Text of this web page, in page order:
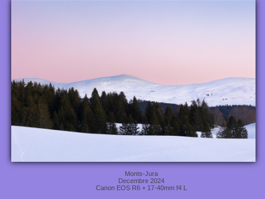
Monts-Jura
Decembre 2024
Canon EOS R6 + 17-40mm f4 L